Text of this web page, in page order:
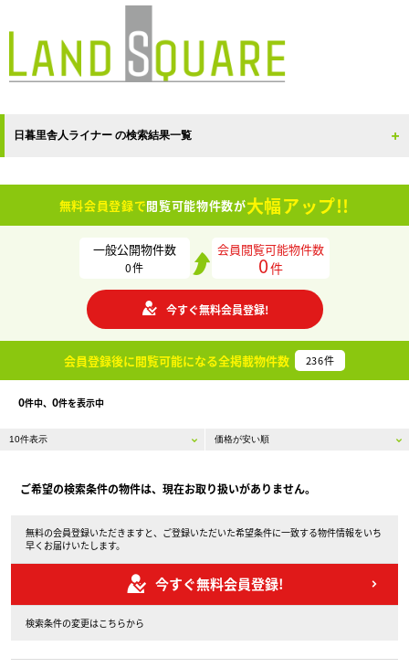
日暮里舎人ライナー の検索結果一覧
無料会員登録で閲覧可能物件数が大幅アップ!!
一般公開物件数
0件
会員閲覧可能物件数
0件
今すぐ無料会員登録!
会員登録後に閲覧可能になる全掲載物件数 236件
0件中、 0件を表示中
ご希望の検索条件の物件は、現在お取り扱いがありません。
無料の会員登録いただきますと、ご登録いただいた希望条件に一致する物件情報をいち
早くお届けいたします。
今すぐ無料会員登録!
検索条件の変更はこちらから